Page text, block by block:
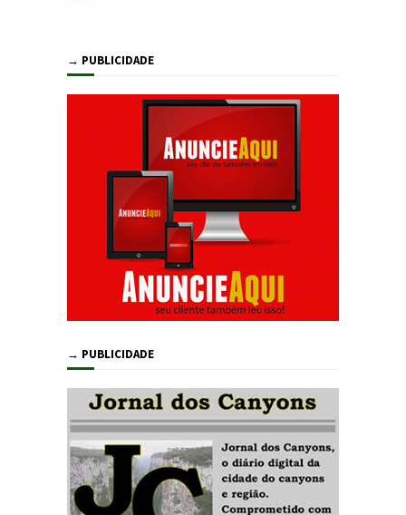
→ PUBLICIDADE
→ PUBLICIDADE